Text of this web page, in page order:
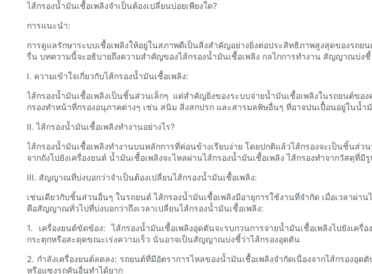
ไส้กรองน้ำมันเชื้อเพลิงจำเป็นต้องเปลี่ยนบ่อยเพียงใด?
การแนะนำ:
การดูแลรักษาระบบเชื้อเพลิงให้อยู่ในสภาพดีเป็นสิ่งสำคัญอย่างยิ่งต่อประสิทธิภาพสูงสุดของร
รื่น บทความนี้จะอธิบายถึงความสำคัญของไส้กรองน้ำมันเชื้อเพลิง กลไกการทำงาน สัญญาณบ่งชี้
I. ความเข้าใจเกี่ยวกับไส้กรองน้ำมันเชื้อเพลิง:
ไส้กรองน้ำมันเชื้อเพลิงเป็นชิ้นส่วนเล็กๆ แต่สำคัญยิ่งของระบบจ่ายน้ำมันเชื้อเพลิงในรถยนต์ข
กรองทำหน้าที่กรองอนุภาคต่างๆ เช่น สนิม สิ่งสกปรก และสารมลพิษอื่นๆ ที่อาจปนเปื้อนอยู่ในน้ำ
II. ไส้กรองน้ำมันเชื้อเพลิงทำงานอย่างไร?
ไส้กรองน้ำมันเชื้อเพลิงทำงานบนหลักการที่ค่อนข้างเรียบง่าย โดยปกติแล้วไส้กรองจะเป็นชิ้นส่
จากถังไปยังเครื่องยนต์ น้ำมันเชื้อเพลิงจะไหลผ่านไส้กรองน้ำมันเชื้อเพลิง ไส้กรองทำจากวัสดุ
III. สัญญาณที่บ่งบอกว่าจำเป็นต้องเปลี่ยนไส้กรองน้ำมันเชื้อเพลิง:
เช่นเดียวกับชิ้นส่วนอื่นๆ ในรถยนต์ ไส้กรองน้ำมันเชื้อเพลิงมีอายุการใช้งานที่จำกัด เมื่อเวลาผ่
คือสัญญาณทั่วไปที่บ่งบอกว่าถึงเวลาเปลี่ยนไส้กรองน้ำมันเชื้อเพลิง:
1. เครื่องยนต์ขัดข้อง: ไส้กรองน้ำมันเชื้อเพลิงอุดตันจะรบกวนการจ่ายน้ำมันเชื้อเพลิงไปยังเ
กระตุกหรือสะดุดขณะเร่งความเร็ว นั่นอาจเป็นสัญญาณบ่งชี้ว่าไส้กรองอุดตัน
2. กำลังเครื่องยนต์ลดลง: รถยนต์ที่มีอัตราการไหลของน้ำมันเชื้อเพลิงจำกัดเนื่องจากไส้กรองอุ
หรือแซงรถคันอื่นทำได้ยาก